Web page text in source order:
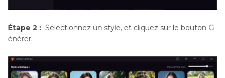
Étape 2 : Sélectionnez un style, et cliquez sur le bouton G
énérer.